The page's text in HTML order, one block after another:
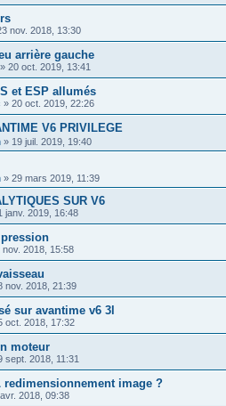
nov. 2018, 13:30
arrière gauche
» 20 oct. 2019, 13:41
et ESP allumés
» 20 oct. 2019, 22:26
V6 PRIVILEGE
» 19 juil. 2019, 19:40
» 29 mars 2019, 11:39
SUR V6
janv. 2019, 16:48
nov. 2018, 15:58
nov. 2018, 21:39
sur avantime v6 3l
oct. 2018, 17:32
moteur
sept. 2018, 11:31
redimensionnement image ?
2018, 09:38